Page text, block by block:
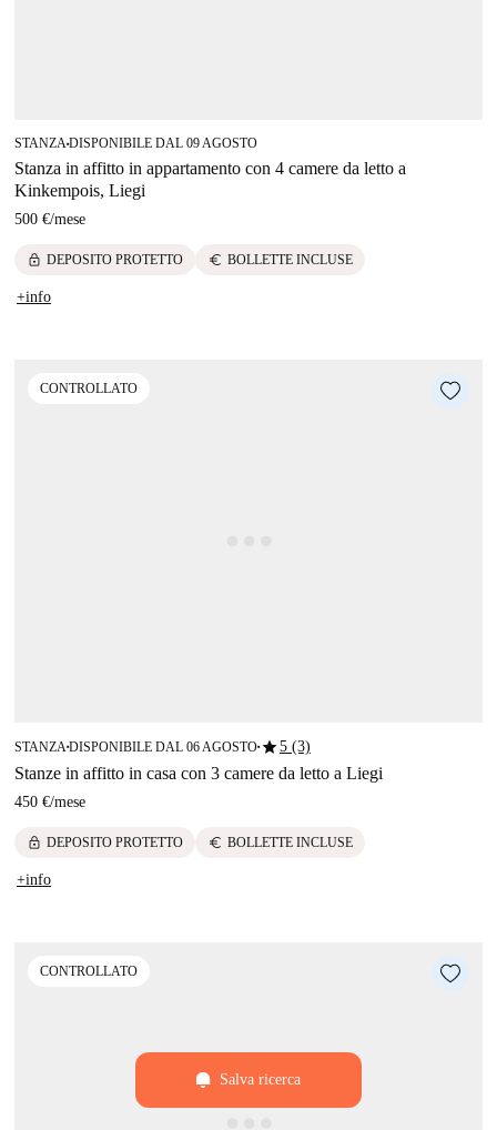
STANZA■DISPONIBILE DAL 09 AGOSTO
Stanza in affitto in appartamento con 4 camere da letto a
Kinkempois, Liegi
500 €/mese
lock DEPOSITO PROTETTO euro BOLLETTE INCLUSE
+info
CONTROLLATO
STANZA ■DISPONIBILE DAL 06 AGOSTO■star5 (3)
Stanze in affitto in casa con 3 camere da letto a Liegi
450 €/mese
lock DEPOSITO PROTETTO euro BOLLETTE INCLUSE
+info
CONTROLLATO
Salva ricerca